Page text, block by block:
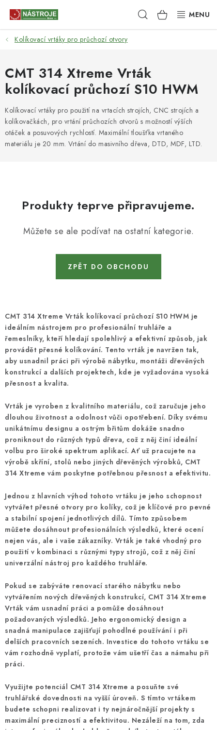
Hledat NÁKUPNÍ
KOŠÍK
NÁSTROJE
AKCE
BRUSIVO
ELEKTRONÁŘADÍ
LEPENÍ A SPOJOVÁNÍ
STROJE DO DÍLNY
NÁSTROJE PRO OPRACOVÁNÍ KOVU
NÁSTROJE PRO ŘEZÁNÍ DŘEVA
NÁSTROJE PRO FRÉZOVÁNÍ
POTŘEBUJI DOBRÝ STROJ
KONTAKTY
Moje objednávka
Kolíkovací vrtáky pro průchozí otvory
CMT 314 Xtreme Vrták
kolíkovací průchozí S10 HWM
Kolíkovací vrtáky pro použití na vrtacích strojích, CNC strojích a
kolíkovačkách, pro vrtání průchozích otvorů s možností výších
otáček a posuvových rychlostí. Maximální tloušťka vrtaného
materiálu je 20 mm. Vrtání do masivního dřeva, DTD, MDF, LTD.
Produkty teprve připravujeme.
Můžete se ale podívat na ostatní kategorie.
ZPĚT DO OBCHODU
CMT 314 Xtreme Vrták kolíkovací průchozí S10 HWM je
ideálním nástrojem pro profesionální truhláře a
řemeslníky, kteří hledají spolehlivý a efektivní způsob, jak
provádět přesné kolíkování. Tento vrták je navržen tak,
aby usnadnil práci při výrobě nábytku, montáži dřevěných
konstrukcí a dalších projektech, kde je vyžadována vysoká
přesnost a kvalita.
Vrták je vyroben z kvalitního materiálu, což zaručuje jeho
dlouhou životnost a odolnost vůči opotřebení. Díky svému
unikátnímu designu a ostrým břitům dokáže snadno
proniknout do různých typů dřeva, což z něj činí ideální
volbu pro široké spektrum aplikací. Ať už pracujete na
výrobě skříní, stolů nebo jiných dřevěných výrobků, CMT
314 Xtreme vám poskytne potřebnou přesnost a efektivitu.
Jednou z hlavních výhod tohoto vrtáku je jeho schopnost
vytvářet přesné otvory pro kolíky, což je klíčové pro pevné
a stabilní spojení jednotlivých dílů. Tímto způsobem
můžete dosáhnout profesionálních výsledků, které ocení
nejen vás, ale i vaše zákazníky. Vrták je také vhodný pro
použití v kombinaci s různými typy strojů, což z něj činí
univerzální nástroj pro každého truhláře.
Pokud se zabýváte renovací starého nábytku nebo
vytvářením nových dřevěných konstrukcí, CMT 314 Xtreme
Vrták vám usnadní práci a pomůže dosáhnout
požadovaných výsledků. Jeho ergonomický design a
snadná manipulace zajišťují pohodlné používání i při
delších pracovních sezeních. Investice do tohoto vrtáku se
vám rozhodně vyplatí, protože vám ušetří čas a námahu při
práci.
Využijte potenciál CMT 314 Xtreme a posuňte své
truhlářské dovednosti na vyšší úroveň. S tímto vrtákem
budete schopni realizovat i ty nejnáročnější projekty s
maximální precizností a efektivitou. Nezáleží na tom, zda